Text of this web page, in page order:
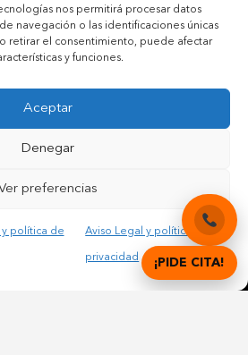
nos permitirá procesar datos
navegación o las identificaciones únicas
retirar el consentimiento, puede afectar
y funciones.
Aceptar
Denegar
preferencias
y política de Aviso Legal y política de
privacidad ¡PIDE CITA!